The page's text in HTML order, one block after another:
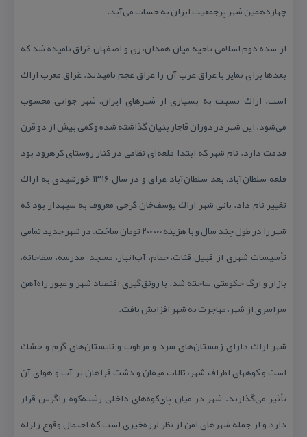
چهاردهمین شهر پرجمعیت ایران به حساب می‌آید.
از سده دوم اسلامی ناحیه میان همدان، ری و اصفهان عَراق نامیده شد كه
بعدها برای تمایز با عراق عرب آن را عراق عجم نامیدند. عَراق معرب اراك
است. اراك نسبت به بسیاری از شهرهای ایران، شهر جوانی محسوب
می‌شود. این شهر در دوران قاجار بنیان گذاشته شده و كمی بیش از دو قرن
قدمت دارد. نام شهر كه ابتدا قلعه‌ای نظامی در كنار روستای كرهرود بود
قلعه سلطان‌آباد، بعد سلطان‌آباد عراق و در سال ۱۳۱۶ خورشیدی به اراك
تغییر نام داد. بانی شهر اراك یوسف‌خان گرجی معروف به سپهدار بود كه
شهر را در طول چند سال و با هزینه ۲۰۰٬۰۰۰ تومان ساخت. در شهر جدید تمامی
تأسیسات شهری از قبیل قنات، حمام، آب‌انبار، مسجد، مدرسه، سقاخانه،
بازار و ارگ حكومتی ساخته شد. با رونق‌گیری اقتصاد شهر و عبور راه‌آهن
سراسری از شهر، مهاجرت به شهر افزایش یافت.
شهر اراك دارای زمستان‌های سرد و مرطوب و تابستان‌های گرم و خشك
است و كوههای اطراف شهر، تالاب میقان و دشت فراهان بر آب و هوای آن
تأثیر می‌گذارند. شهر در میان پای‌كوه‌های داخلی رشته‌كوه زاگرس قرار
دارد و از جمله شهرهای امن از نظر لرزه‌خیزی است كه احتمال وقوع زلزله